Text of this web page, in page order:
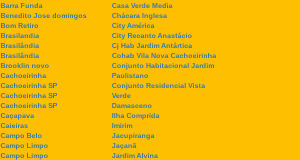
Barra Funda
Benedito Jose domingos
Bom Retiro
Brasilandia
Brasilândia
Brasilândia
Brooklin novo
Cachoeirinha
Cachoeirinha SP
Cachoeirinha SP
Cachoeirinha SP
Caçapava
Caieiras
Campo Belo
Campo Limpo
Campo Limpo
Casa Verde Media
Chácara Inglesa
City América
City Recanto Anastácio
Cj Hab Jardim Antártica
Cohab Vila Nova Cachoeirinha
Conjunto Habitacional Jardim
Paulistano
Conjunto Residencial Vista
Verde
Damasceno
Ilha Comprida
Imirim
Jacupiranga
Jaçanã
Jardim Alvina